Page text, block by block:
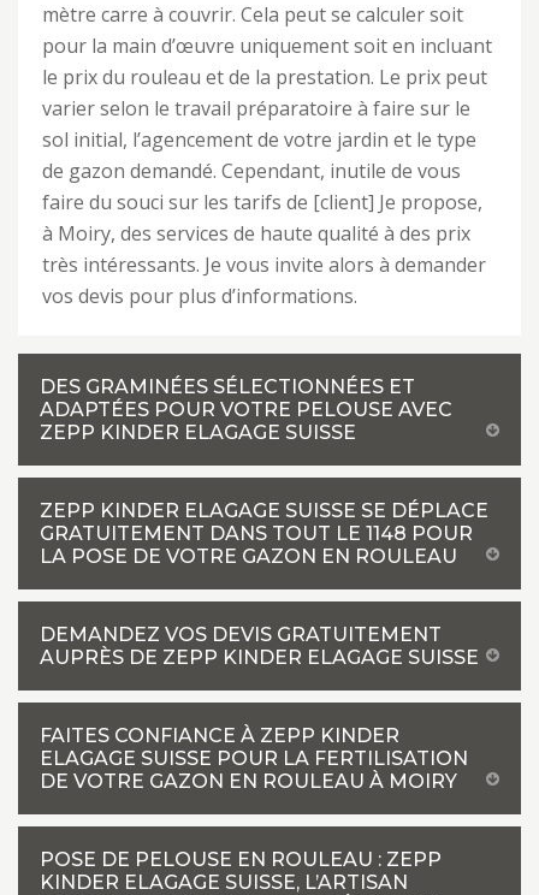
mètre carre à couvrir. Cela peut se calculer soit
pour la main d’œuvre uniquement soit en incluant
le prix du rouleau et de la prestation. Le prix peut
varier selon le travail préparatoire à faire sur le
sol initial, l’agencement de votre jardin et le type
de gazon demandé. Cependant, inutile de vous
faire du souci sur les tarifs de [client] Je propose,
à Moiry, des services de haute qualité à des prix
très intéressants. Je vous invite alors à demander
vos devis pour plus d’informations.
DES GRAMINÉES SÉLECTIONNÉES ET
ADAPTÉES POUR VOTRE PELOUSE AVEC
ZEPP KINDER ELAGAGE SUISSE
ZEPP KINDER ELAGAGE SUISSE SE DÉPLACE
GRATUITEMENT DANS TOUT LE 1148 POUR
LA POSE DE VOTRE GAZON EN ROULEAU
DEMANDEZ VOS DEVIS GRATUITEMENT
AUPRÈS DE ZEPP KINDER ELAGAGE SUISSE
FAITES CONFIANCE À ZEPP KINDER
ELAGAGE SUISSE POUR LA FERTILISATION
DE VOTRE GAZON EN ROULEAU À MOIRY
POSE DE PELOUSE EN ROULEAU : ZEPP
KINDER ELAGAGE SUISSE, L’ARTISAN